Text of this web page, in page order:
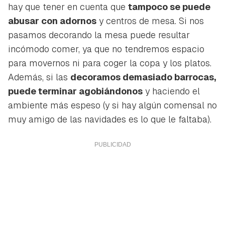
hay que tener en cuenta que tampoco se puede
abusar con adornos y centros de mesa. Si nos
pasamos decorando la mesa puede resultar
incómodo comer, ya que no tendremos espacio
para movernos ni para coger la copa y los platos.
Además, si las decoramos demasiado barrocas,
puede terminar agobiándonos y haciendo el
ambiente más espeso (y si hay algún comensal no
muy amigo de las navidades es lo que le faltaba).